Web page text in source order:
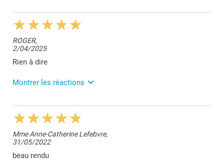
30/12/2025
14:12
Dag Xavier,
Hartelijk dank voor jouw mooie beoordeling. We
vonden het fijn jouw bestelling te mogen afwerken.
Vriendelijke groet!
Nathalie @smartphoto
ROGER,
2/04/2025
Rien à dire
Montrer les réactions
3/04/2025
09:59
Bonjour Roger,
Nous sommes ravis de vous savoir satisfait de nos
services.
Merci et belle journée!
Mme Anne-Catherine Lefebvre,
31/05/2022
beau rendu